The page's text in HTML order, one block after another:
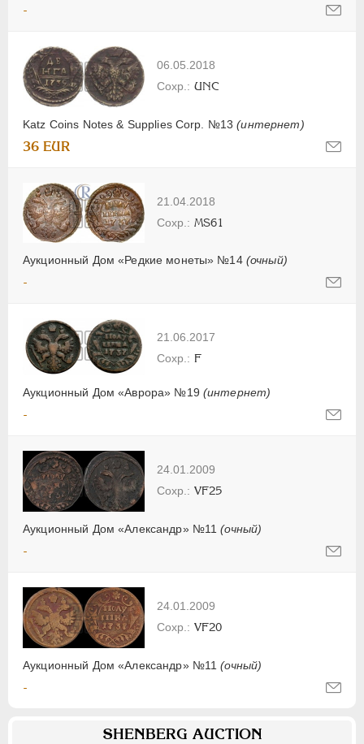
-
06.05.2018
Katz Coins Notes & Supplies Corp. №13(интернет)
UNC
36 EUR
21.04.2018
Аукционный Дом «Редкие монеты» №14 (очный)
MS61
-
21.06.2017
Аукционный Дом «Аврора» №19 (интернет)
F
-
24.01.2009
Аукционный Дом «Александр» №11(очный)
VF25
-
24.01.2009
Аукционный Дом «Александр» №11(очный)
VF20
-
SHENBERG AUCTION